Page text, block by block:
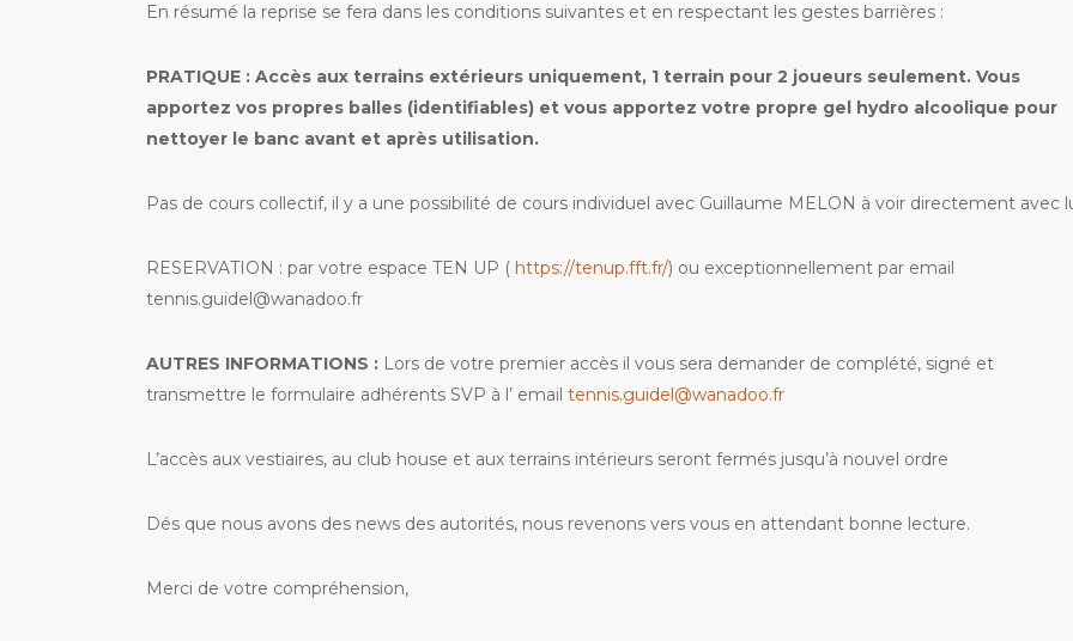
En résumé la reprise se fera dans les conditions suivantes et en respectant les gestes barrières :
PRATIQUE : Accès aux terrains extérieurs uniquement, 1 terrain pour 2 joueurs seulement.Vous
apportez vos propres balles (identifiables) et vous apportez votre propre gel hydro alcoolique pour
nettoyer le banc avant et après utilisation.
Pas de cours collectif, il y a une possibilité de cours individuel avec Guillaume MELON à voir directement avec
RESERVATION : par votre espace TEN UP ( https://tenup.fft.fr/) ou exceptionnellement par email
tennis.guidel@wanadoo.fr
AUTRES INFORMATIONS : Lors de votre premier accès il vous sera demander de complété, signé et
transmettre le formulaire adhérents SVP à l’ emailtennis.guidel@wanadoo.fr
L’accès aux vestiaires, au club house et aux terrains intérieurs seront fermés jusqu’à nouvel ordre
Dés que nous avons des news des autorités, nous revenons vers vous en attendant bonne lecture.
Merci de votre compréhension,